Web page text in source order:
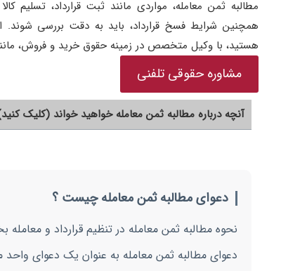
مطالبه ثمن معامله، مواردی مانند ثبت قرارداد، تسلیم
همچنین شرایط فسخ قرارداد، باید به دقت بررسی شوند.
هستید، با وکیل متخصص در زمینه حقوق خرید و فروش،
مشاوره حقوقی تلفنی
آنچه درباره مطالبه ثمن معامله خواهید خواند (کلیک
دعوای مطالبه ثمن معامله چیست ؟
نحوه مطالبه ثمن معامله در تنظیم قرارداد و
دعوای مطالبه ثمن معامله به عنوان یک دعوای